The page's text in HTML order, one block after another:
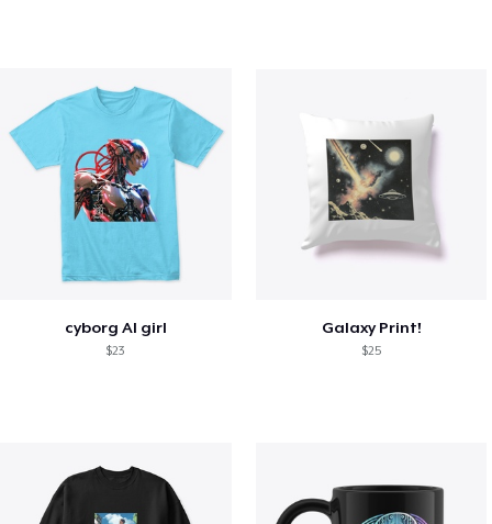
cyborg AI girl
$23
Galaxy Print!
$25